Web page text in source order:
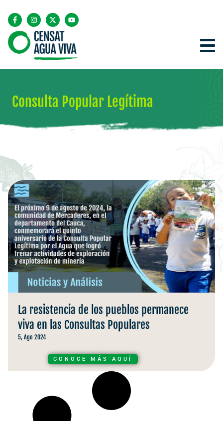
Consulta Popular Legítima
La resistencia de los pueblos permanece
viva en las Consultas Populares
5, Ago 2024
CONOCE MÁS AQUÍ